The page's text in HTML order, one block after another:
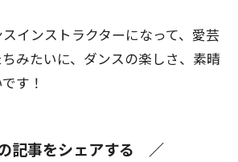
インストラクターになって、愛芸
みたいに、ダンスの楽しさ、素晴
す！
記事をシェアする